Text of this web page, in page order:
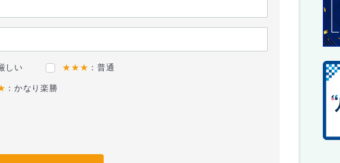
しい ★★★ ：普通
：かなり楽勝